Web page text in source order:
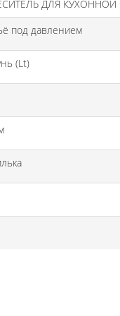
ДЛЯ КУХОННОЙ
под давлением
(Lt)